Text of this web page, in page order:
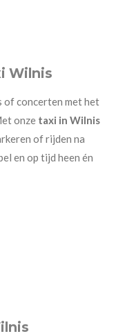
Wilnis
of concerten met het
onze taxi in Wilnis
of rijden na
en op tijd heen én